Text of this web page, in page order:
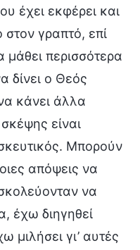
έχει εκφέρει και
στον γραπτό, επί
μάθει περισσότερα
δίνει ο Θεός
κάνει άλλα
είναι
Μπορούν
απόψεις να
να
έχω διηγηθεί
μιλήσει γι’ αυτές